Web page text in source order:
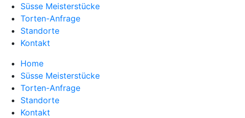
Süsse Meisterstücke
Torten-Anfrage
Standorte
Kontakt
Home
Süsse Meisterstücke
Torten-Anfrage
Standorte
Kontakt